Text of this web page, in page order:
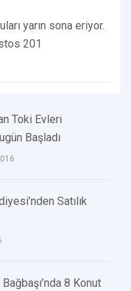
yarın sona eriyor.
201
Toki Evleri
Başladı
Satılık
8 Konut